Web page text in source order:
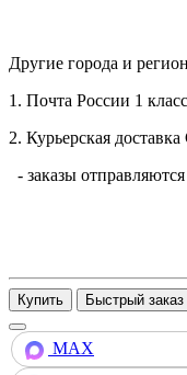
Другие города и
1. Почта России 1
2. Курьерская
- заказы
Купить
MAX